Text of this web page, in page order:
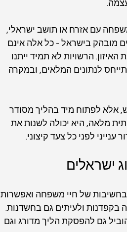
עם אזרח או תושב ישראלי,
מובהק בישראל - כל אלה אינם
הרשויות לא תמיד ייתנו
לנתונים המלאים, ובמקרה
אלא לפתוח מיד בהליך מסודר
מלאה, היא יכולה לשנות את
לפני כל צעד קיצוני.
ישראלים
בחשיבות של חיי משפחה ואפשרות
בקפדנות ולעיתים גם בחשדנות.
גם להפסקת הליך מדורג וגם